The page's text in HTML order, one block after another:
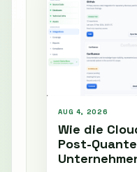
AUG 4, 2026
Wie die
Post-